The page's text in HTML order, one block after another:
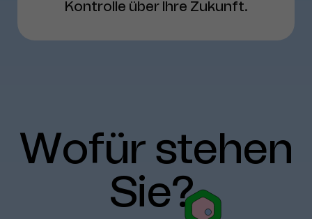
Kontrolle über Ihre Zukunft.
Wofür stehen
Sie?